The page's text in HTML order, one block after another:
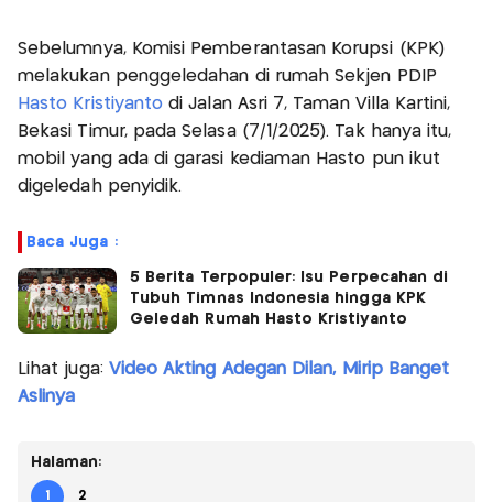
Sebelumnya, Komisi Pemberantasan Korupsi (KPK)
melakukan penggeledahan di rumah Sekjen PDIP
Hasto Kristiyanto di Jalan Asri 7, Taman Villa Kartini,
Bekasi Timur, pada Selasa (7/1/2025). Tak hanya itu,
mobil yang ada di garasi kediaman Hasto pun ikut
digeledah penyidik.
Baca Juga :
5 Berita Terpopuler: Isu Perpecahan di
Tubuh Timnas Indonesia hingga KPK
Geledah Rumah Hasto Kristiyanto
Lihat juga: Video Akting Adegan Dilan, Mirip Banget
Aslinya
Halaman:
1 2